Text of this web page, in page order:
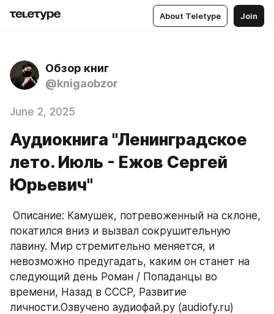
About Teletype Join
Обзор книг
@knigaobzor
June 2, 2025
Аудиокнига "Ленинградское
лето. Июль - Ежов Сергей
Юрьевич"
покатился вниз и вызвал сокрушительную
лавину. Мир стремительно меняется, и
невозможно предугадать, каким он станет на
следующий день Роман / Попаданцы во
времени, Назад в СССР, Развитие
личности.Озвучено аудиофай.ру (audiofy.ru)